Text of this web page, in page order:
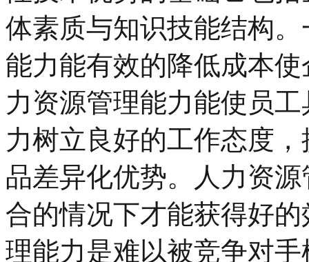
体素质与知识技能结构
能力能有效的降低成本
力资源管理能力能使员
力树立良好的工作态度
品差异化优势。人力资
合的情况下才能获得好
理能力是难以被竞争对